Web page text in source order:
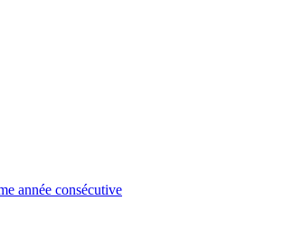
année consécutive